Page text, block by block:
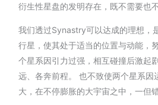
衍生性星盘的发明存在，既不需要也
我们透过Synastry可以达成的理想，
行星，使其处于适当的位置与动能，
个星系因引力过强，相互碰撞后激起
远、各奔前程。 也不致使两个星系因
大，在不停膨胀的大宇宙之中，一但